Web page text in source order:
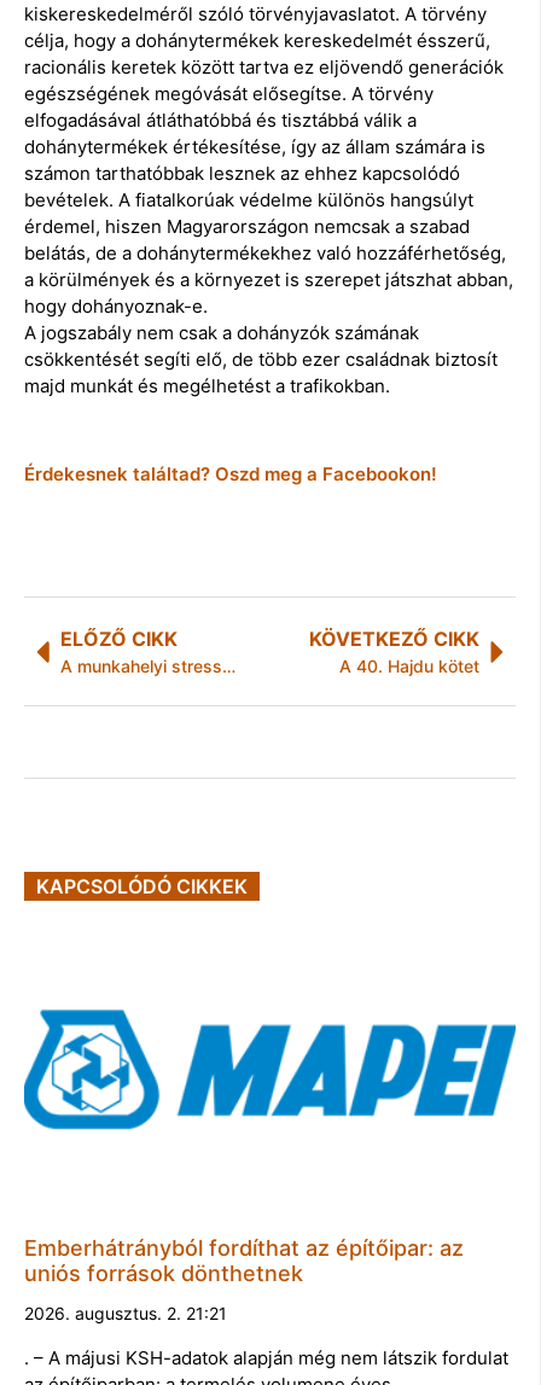
kiskereskedelméről szóló törvényjavaslatot. A törvény
célja, hogy a dohánytermékek kereskedelmét ésszerű,
racionális keretek között tartva ez eljövendő generációk
egészségének megóvását elősegítse. A törvény
elfogadásával átláthatóbbá és tisztábbá válik a
dohánytermékek értékesítése, így az állam számára is
számon tarthatóbbak lesznek az ehhez kapcsolódó
bevételek. A fiatalkorúak védelme különös hangsúlyt
érdemel, hiszen Magyarországon nemcsak a szabad
belátás, de a dohánytermékekhez való hozzáférhetőség,
a körülmények és a környezet is szerepet játszhat abban,
hogy dohányoznak-e.
A jogszabály nem csak a dohányzók számának
csökkentését segíti elő, de több ezer családnak biztosít
majd munkát és megélhetést a trafikokban.
Érdekesnek találtad? Oszd meg a Facebookon!
ELŐZŐ CIKK
A munkahelyi stressz a munkáltatók és a munkavállalók összefogásával csökkenthető
KÖVETKEZŐ CIKK
A 40. Hajdu kötet
KAPCSOLÓDÓ CIKKEK
Emberhátrányból fordíthat az építőipar: az
uniós források dönthetnek
2026. augusztus. 2. 21:21
. – A májusi KSH-adatok alapján még nem látszik fordulat